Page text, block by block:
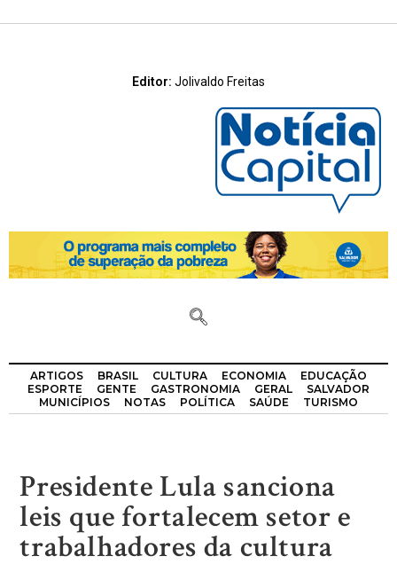
Editor: Jolivaldo Freitas
ARTIGOS BRASIL CULTURA ECONOMIA
EDUCAÇÃO
ESPORTE
GENTE GASTRONOMIA GERAL
SALVADOR
MUNICÍPIOS
NOTAS POLÍTICA SAÚDE TURISMO
Presidente Lula sanciona
leis que fortalecem setor e
trabalhadores da cultura